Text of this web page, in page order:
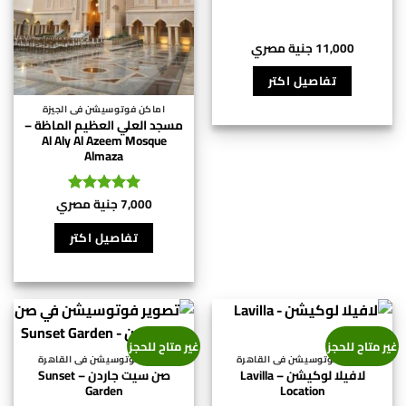
الخيارات
على
صفحة
المنتج
11,000جنية مصري
تفاصيل اكتر
اماكن فوتوسيشن فى الجيزة
مسجد العلي العظيم الماظة –
Al Aly Al Azeem Mosque
Almaza
تم التقييم
7,000جنية مصري
تفاصيل اكتر
غير متاح للحجز
اماكن فوتوسيشن فى القاهرة
لافيلا لوكيشن – Lavilla
Location
غير متاح للحجز
اماكن فوتوسيشن فى القاهرة
صن سيت جاردن – Sunset
Garden